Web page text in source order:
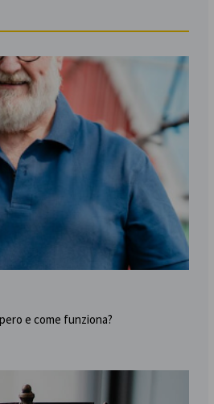
e come funziona?